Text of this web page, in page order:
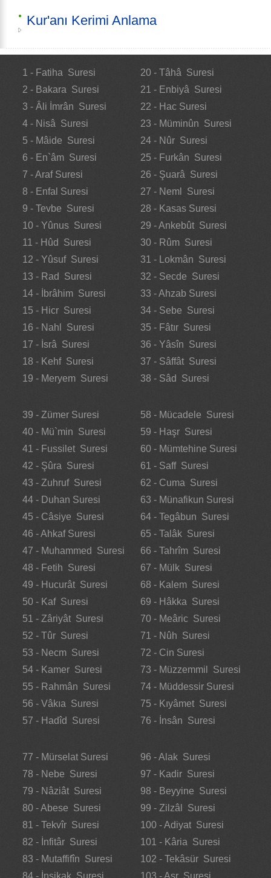
Kur'anı Kerimi Anlama
1 - Fatiha Suresi
2 - Bakara Suresi
3 - Âli İmrân Suresi
4 - Nisâ Suresi
5 - Mâide Suresi
6 - En`âm Suresi
7 - Araf Suresi
8 - Enfal Suresi
9 - Tevbe Suresi
10 - Yûnus Suresi
11 - Hûd Suresi
12 - Yûsuf Suresi
13 - Rad Suresi
14 - İbrâhim Suresi
15 - Hicr Suresi
16 - Nahl Suresi
17 - İsrâ Suresi
18 - Kehf Suresi
19 - Meryem Suresi
20 - Tâhâ Suresi
21 - Enbiyâ Suresi
22 - Hac Suresi
23 - Müminûn Suresi
24 - Nûr Suresi
25 - Furkân Suresi
26 - Şuarâ Suresi
27 - Neml Suresi
28 - Kasas Suresi
29 - Ankebût Suresi
30 - Rûm Suresi
31 - Lokmân Suresi
32 - Secde Suresi
33 - Ahzab Suresi
34 - Sebe Suresi
35 - Fâtır Suresi
36 - Yâsîn Suresi
37 - Sâffât Suresi
38 - Sâd Suresi
39 - Zümer Suresi
40 - Mü`min Suresi
41 - Fussilet Suresi
42 - Şûra Suresi
43 - Zuhruf Suresi
44 - Duhan Suresi
45 - Câsiye Suresi
46 - Ahkaf Suresi
47 - Muhammed Suresi
48 - Fetih Suresi
49 - Hucurât Suresi
50 - Kaf Suresi
51 - Zâriyât Suresi
52 - Tûr Suresi
53 - Necm Suresi
54 - Kamer Suresi
55 - Rahmân Suresi
56 - Vâkıa Suresi
57 - Hadîd Suresi
58 - Mücadele Suresi
59 - Haşr Suresi
60 - Mümtehine Suresi
61 - Saff Suresi
62 - Cuma Suresi
63 - Münafikun Suresi
64 - Tegâbun Suresi
65 - Talâk Suresi
66 - Tahrîm Suresi
67 - Mülk Suresi
68 - Kalem Suresi
69 - Hâkka Suresi
70 - Meâric Suresi
71 - Nûh Suresi
72 - Cin Suresi
73 - Müzzemmil Suresi
74 - Müddessir Suresi
75 - Kıyâmet Suresi
76 - İnsân Suresi
77 - Mürselat Suresi
78 - Nebe Suresi
79 - Nâziât Suresi
80 - Abese Suresi
81 - Tekvîr Suresi
82 - İnfitâr Suresi
83 - Mutaffifîn Suresi
84 - İnşikak Suresi
96 - Alak Suresi
97 - Kadir Suresi
98 - Beyyine Suresi
99 - Zilzâl Suresi
100 - Adiyat Suresi
101 - Kâria Suresi
102 - Tekâsür Suresi
103 - Asr Suresi